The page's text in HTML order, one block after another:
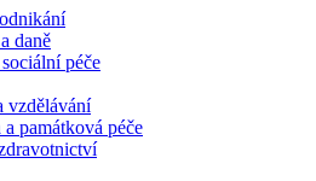
daně
péče
vzdělávání
památková péče